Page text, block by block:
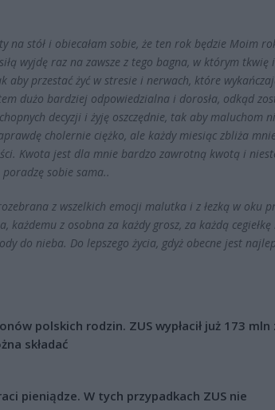
na stół i obiecałam sobie, że ten rok będzie Moim
wyjdę raz na zawsze z tego bagna, w którym tkwię i
aby przestać żyć w stresie i nerwach, które
dużo bardziej odpowiedzialna i dorosła, odkąd
decyzji i żyję oszczędnie, tak aby maluchom
cholernie ciężko, ale każdy miesiąc zbliża
Kwota jest dla mnie bardzo zawrotną kwotą i
sobie sama..
z wszelkich emocji malutka i z łezką w oku
każdemu z osobna za każdy grosz, za każdą
do nieba. Do lepszego życia, gdyż obecne jest
polskich rodzin. ZUS wypłacił już 173 mln
składać
pieniądze. W tych przypadkach ZUS nie